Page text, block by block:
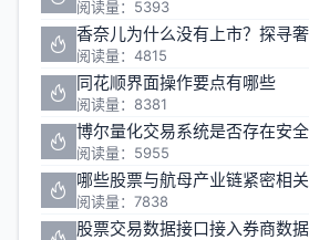
阅读量：5393
阅读量：4815
同花顺界面操作要点有哪些
阅读量：8381
博尔量化交易系统是否存在安
阅读量：5955
哪些股票与航母产业链紧密相关
阅读量：7838
股票交易数据接口接入券商数